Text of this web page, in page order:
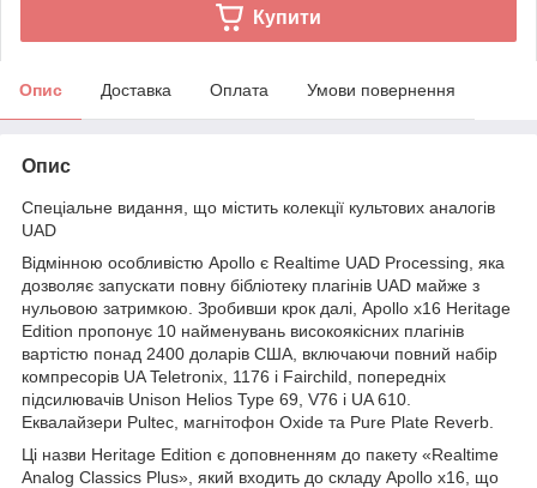
Купити
Опис Доставка Оплата Умови повернення
Опис
Спеціальне видання, що містить колекції культових аналогів
UAD
Відмінною особливістю Apollo є Realtime UAD Processing, яка
дозволяє запускати повну бібліотеку плагінів UAD майже з
нульовою затримкою. Зробивши крок далі, Apollo x16 Heritage
Edition пропонує 10 найменувань високоякісних плагінів
вартістю понад 2400 доларів США, включаючи повний набір
компресорів UA Teletronix, 1176 і Fairchild, попередніх
підсилювачів Unison Helios Type 69, V76 і UA 610.
Еквалайзери Pultec, магнітофон Oxide та Pure Plate Reverb.
Ці назви Heritage Edition є доповненням до пакету «Realtime
Analog Classics Plus», який входить до складу Apollo x16, що